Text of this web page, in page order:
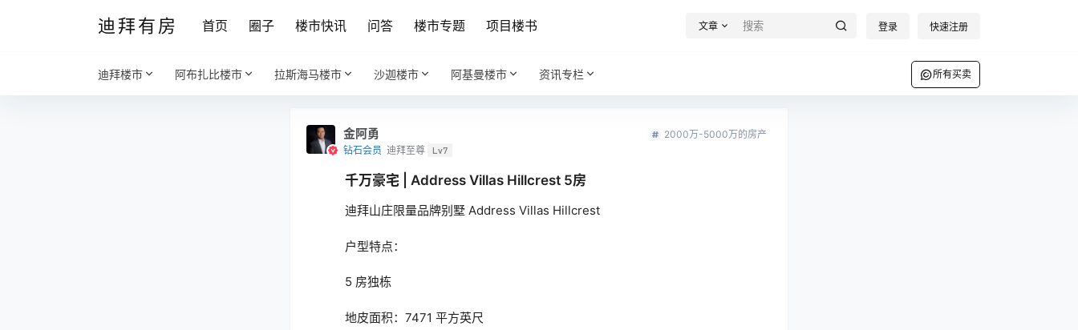
迪拜有房 首页 圈子 楼市快讯 问答 楼市专题 项目楼书 文章 登录 快速注册
迪拜楼市 阿布扎比楼市 拉斯海马楼市 沙迦楼市 阿基曼楼市 资讯专栏 所有买卖
金阿勇
钻石会员 迪拜至尊 Lv7
2000万-5000万的房产
千万豪宅 | Address Villas Hillcrest 5房
迪拜山庄限量品牌别墅 Address Villas Hillcrest
户型特点：
5 房独栋
地皮面积：7471 平方英尺